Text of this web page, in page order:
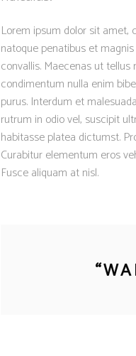
Lorem ipsum dolor sit amet,
natoque penatibus et
convallis. Maecenas ut
condimentum nulla enim
purus. Interdum et
rutrum in odio vel, suscipit
habitasse platea dictumst.
Curabitur elementum eros
Fusce aliquam at nisl.
“